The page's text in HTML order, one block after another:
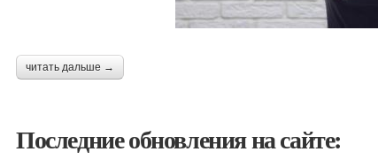
читать дальше →
Последние обновления на сайте: